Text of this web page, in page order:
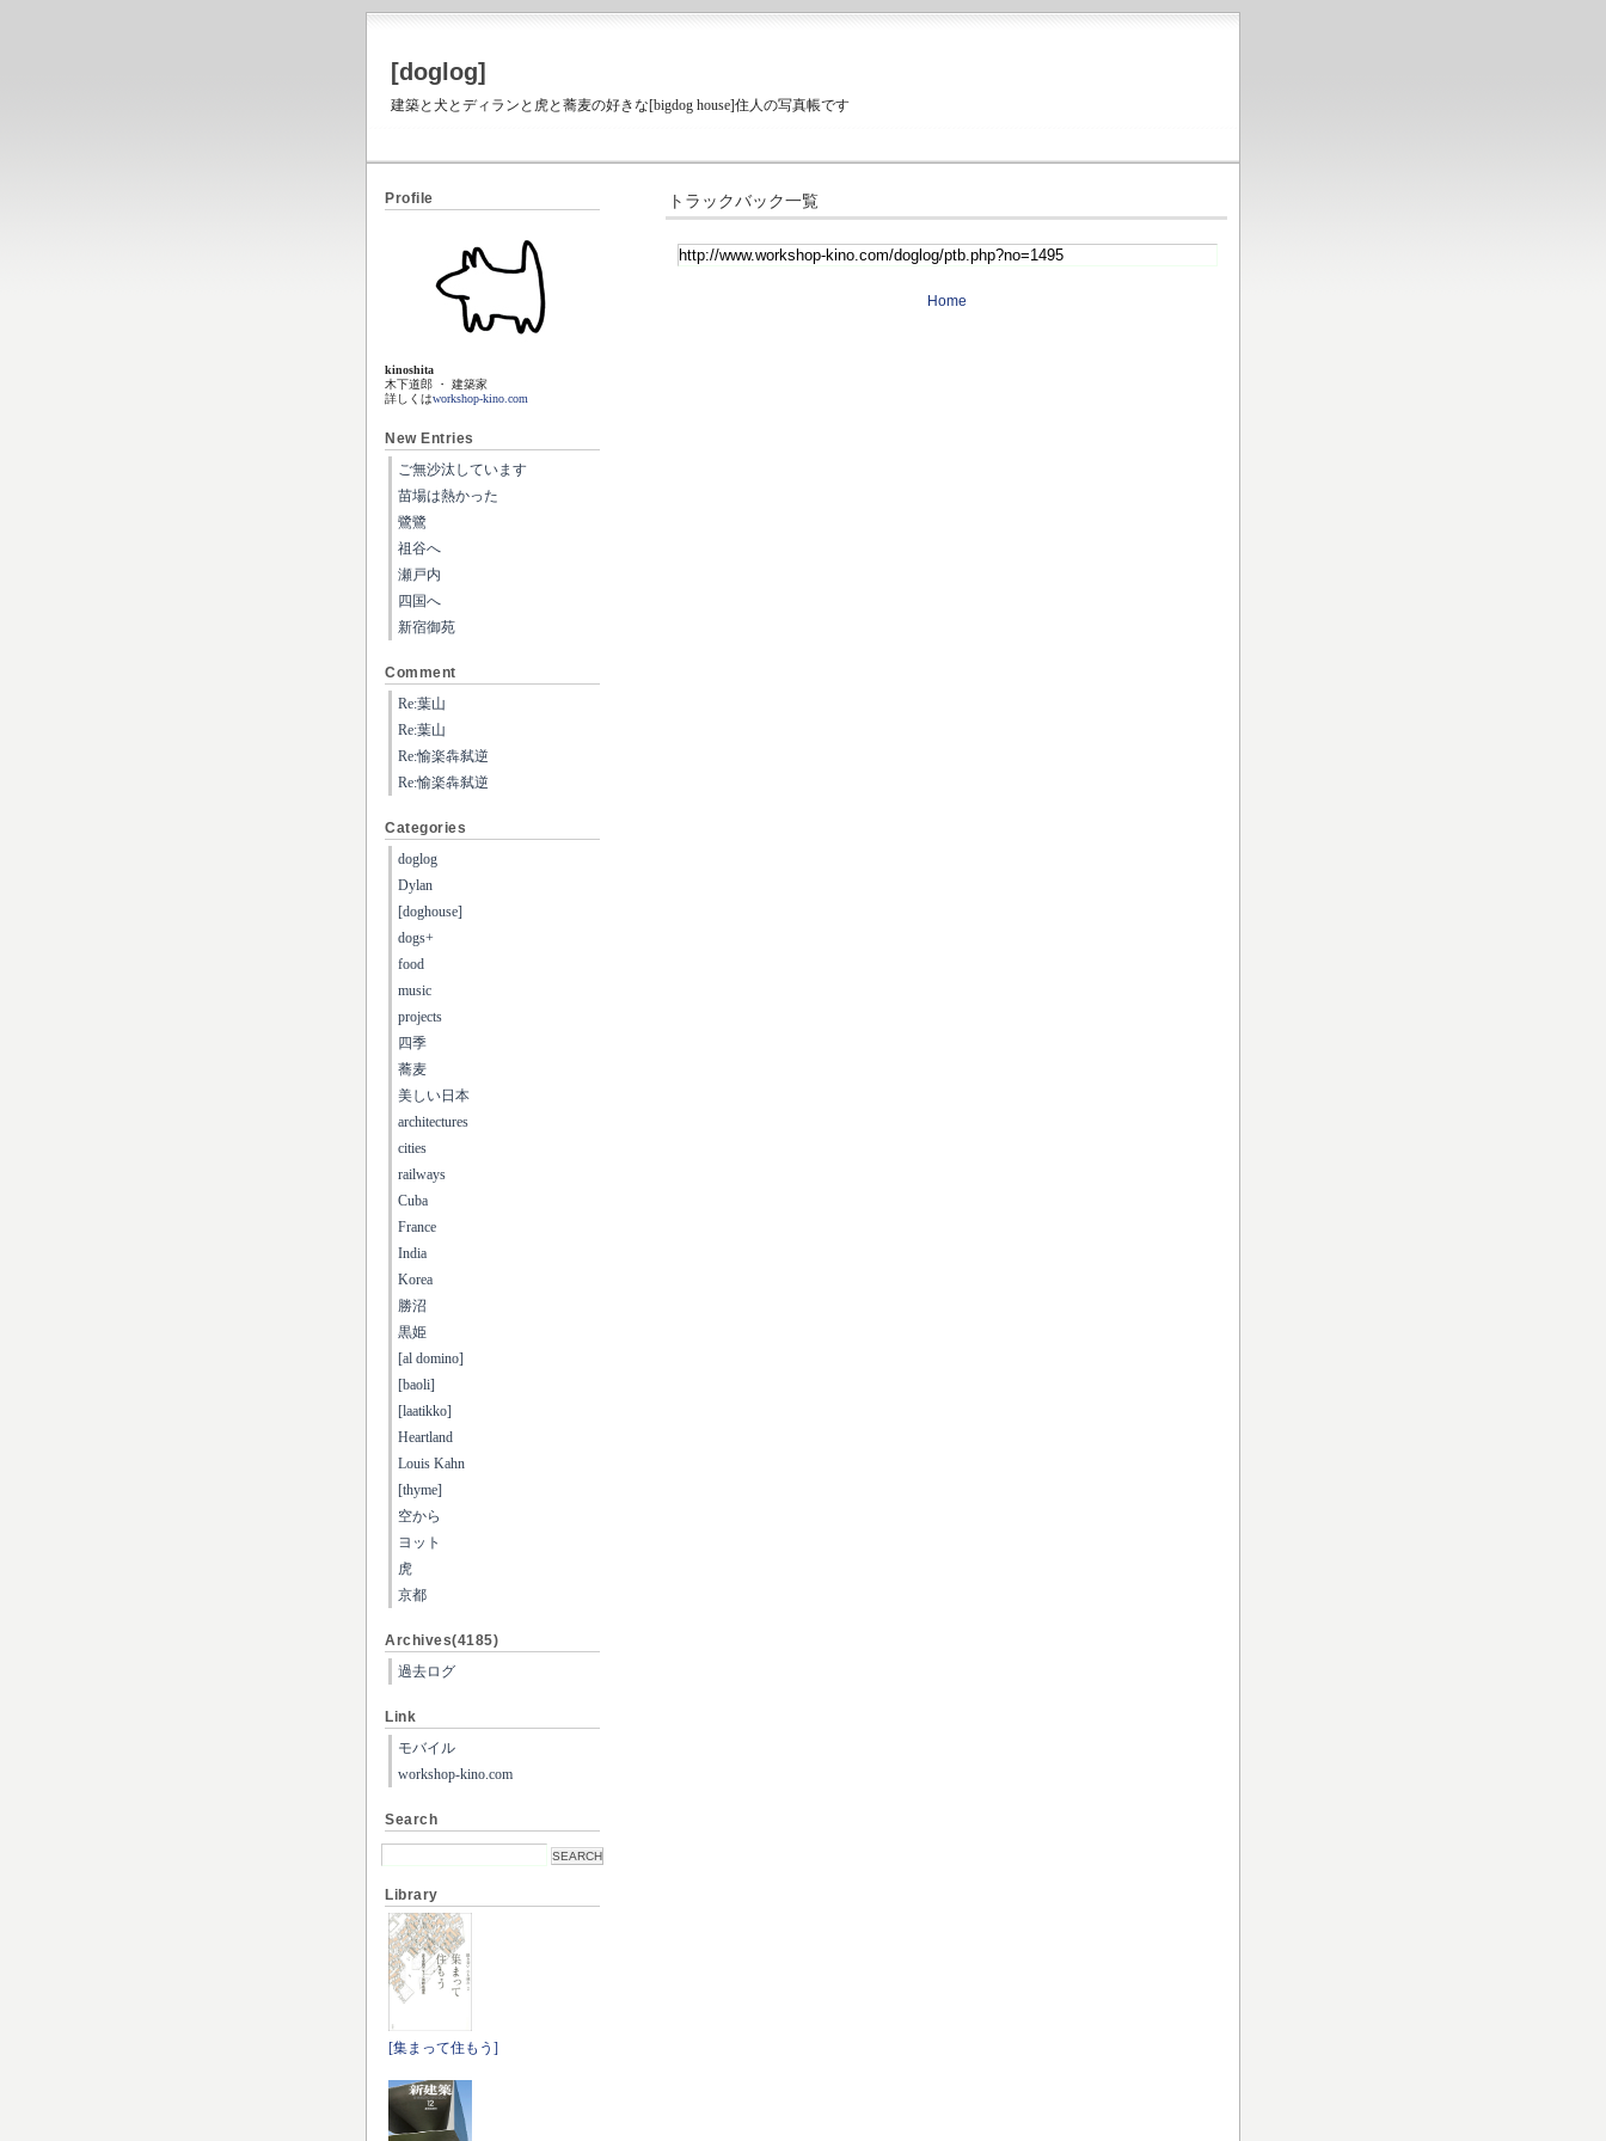
[doglog]
建築と犬とディランと虎と蕎麦の好きな[bigdog house]住人の写真帳です
トラックバック一覧
Home
Profile
kinoshita
木下道郎 ・ 建築家
詳しくはworkshop-kino.com
New Entries
ご無沙汰しています
苗場は熱かった
鷺鷺
祖谷へ
瀬戸内
四国へ
新宿御苑
Comment
Re:葉山
Re:葉山
Re:愉楽犇弑逆
Re:愉楽犇弑逆
Categories
doglog
Dylan
[doghouse]
dogs+
food
music
projects
四季
蕎麦
美しい日本
architectures
cities
railways
Cuba
France
India
Korea
勝沼
黒姫
[al domino]
[baoli]
[laatikko]
Heartland
Louis Kahn
[thyme]
空から
ヨット
虎
京都
Archives(4185)
過去ログ
Link
モバイル
workshop-kino.com
Search
Library
[集まって住もう]